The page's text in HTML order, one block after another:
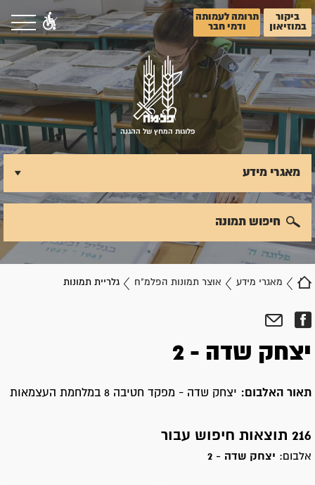
ביקור
במוזיאון
תרומה לעמותה
ודמי חבר
פלוגות המחץ של ההגנה
מאגרי מידע אוצר תמונות הפלמ"ח גלריית תמונות
מאגרי מידע
חיפוש תמונה
יצחק שדה - 2
תאור האלבום: יצחק שדה - מפקד חטיבה 8 במלחמת העצמאות
216 תוצאות חיפוש עבור
אלבום: יצחק שדה - 2